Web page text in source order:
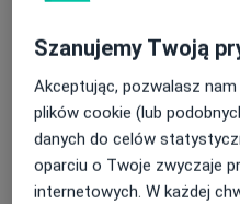
letnie doświadczenie w
studentami. Praca ta
różnorodność ludzkiego
słuchania i rozumienia
Zaburzenia osobowości
Lęki
Autoagresja
Rodzaje konsultacji
StacjonarneZobacz
Szanujemy Twoją
Akceptując, pozwalasz
plików cookie (lub
danych do celów
oparciu o Twoje zwyczaje
internetowych. W każdej